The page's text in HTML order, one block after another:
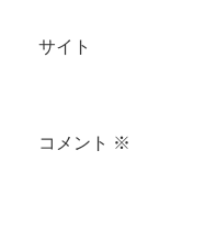
サイト
コメント ※